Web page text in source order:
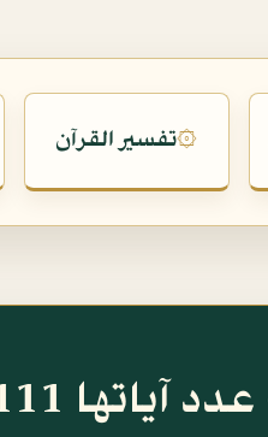
۞تفسير القرآن